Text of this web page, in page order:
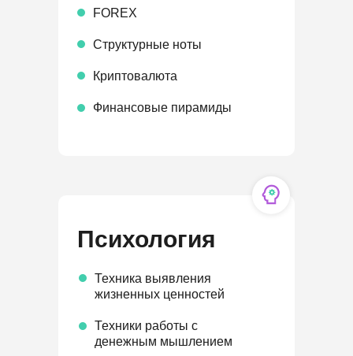
FOREX
Структурные ноты
Криптовалюта
Финансовые пирамиды
Психология
Техника выявления
жизненных ценностей
Техники работы с
денежным мышлением